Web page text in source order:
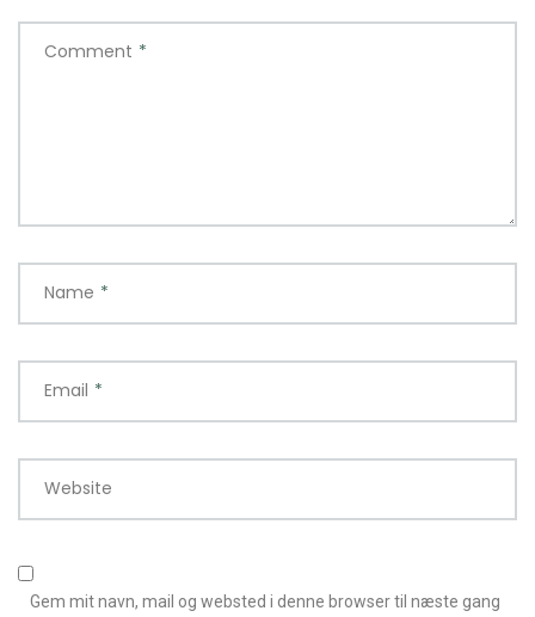
Comment *
Name *
Email *
Website
Gem mit navn, mail og websted i denne browser til næste gang